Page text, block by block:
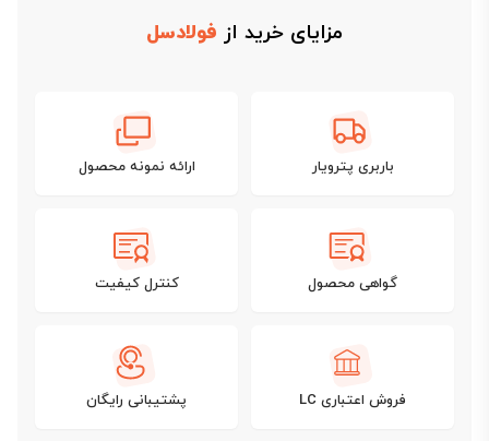
مزایای خرید از فولادسل
باربری پترویار ارائه نمونه محصول
گواهی محصول کنترل کیفیت
فروش اعتباری LC پشتیبانی رایگان